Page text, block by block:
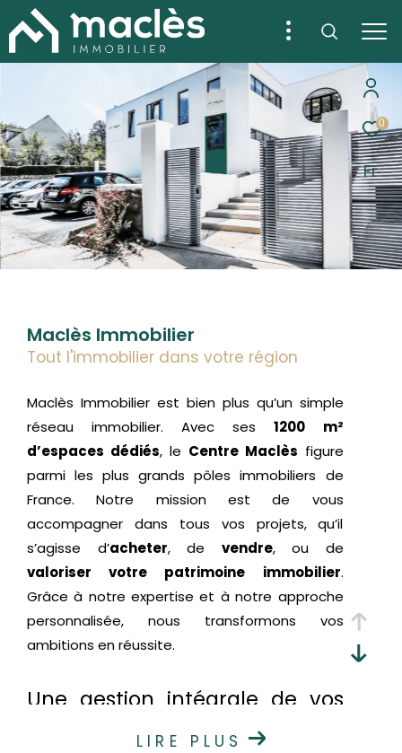
0
Fr
Maclès Immobilier
Tout l'immobilier dans votre région
Maclès Immobilier est bien plus qu’un simple
réseau immobilier. Avec ses1200 m²
d’espaces dédiés, le Centre Maclès figure
parmi les plus grands pôles immobiliers de
France. Notre mission est de vous
accompagner dans tous vos projets, qu’il
s’agisse d’acheter, de vendre, ou de
valoriser votre patrimoine immobilier.
Grâce à notre expertise et à notre approche
personnalisée, nous transformons vos
ambitions en réussite.
Une gestion intégrale de vos
projets immobiliers
LIRE PLUS